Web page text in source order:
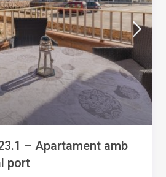
– Apartament amb
port